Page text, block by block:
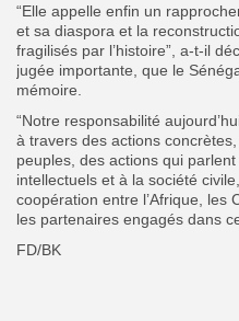
“Elle appelle enfin un
et sa diaspora et la
fragilisés par l’histoire”, a-t-il
jugée importante, que le
mémoire.
“Notre responsabilité
à travers des actions
peuples, des actions qui
intellectuels et à la société
coopération entre l’Afrique, les
les partenaires engagés dans
FD/BK